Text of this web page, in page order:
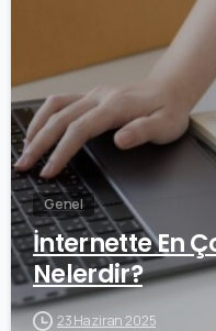
Genel
İnternette En
Nelerdir?
23 Haziran 2025